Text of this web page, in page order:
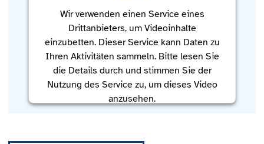
Wir verwenden einen Service eines
Drittanbieters, um Videoinhalte
einzubetten. Dieser Service kann Daten zu
Ihren Aktivitäten sammeln. Bitte lesen Sie
die Details durch und stimmen Sie der
Nutzung des Service zu, um dieses Video
anzusehen.